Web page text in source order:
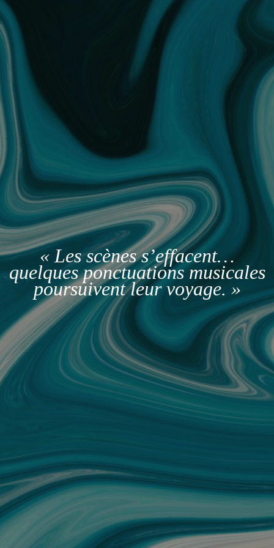
« Les scènes s’effacent…
quelques ponctuations musicales
poursuivent leur voyage. »